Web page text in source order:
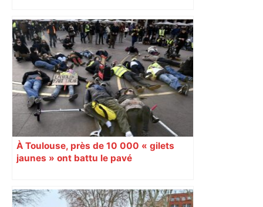
À Toulouse, près de 10 000 « gilets
jaunes » ont battu le pavé